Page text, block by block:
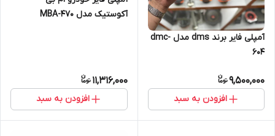
آمپلی فایر برند dms مدل dmc-
604
9,500,000
افزودن به سبد
آکوستیک مدل MBA-470
11,316,000
افزودن به سبد